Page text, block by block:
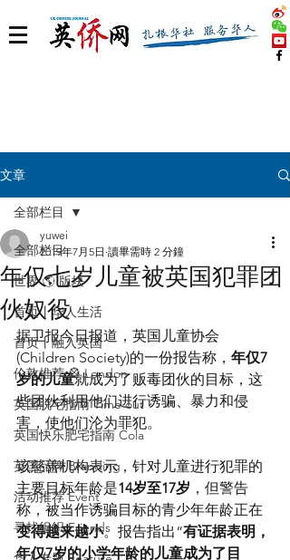
文章
全部栏目
世界 🌎 版块
首页丨华人生活
首页丨融入英国
伦敦推荐 🎡 London
英国脱宅指南 Time out
英国快乐肥宅指南 Cola
英国品牌 Branding
活动推荐 Event
寻找组织 Friends
全部栏目
年仅七岁儿童被英国犯罪团
伙奴役
yuwei
2019年7月5日 讀畢需時 2 分鐘
据卫报今日报道，英国儿童协会
(Children Society)的一份报告称， 年仅7
岁的儿童就成为了贩毒团伙的目标，这
些团伙利用他们进行诱骗、暴力和侵
害，使他们沦为罪犯。
该慈善机构表示，针对儿童进行犯罪的
主要目标年龄是14岁至17岁 ，但警告
称，被当作诱骗目标的青少年年龄正在
变得越来越小。报告指出“有证据表明，
年仅7岁的小学年龄的儿童成为了目